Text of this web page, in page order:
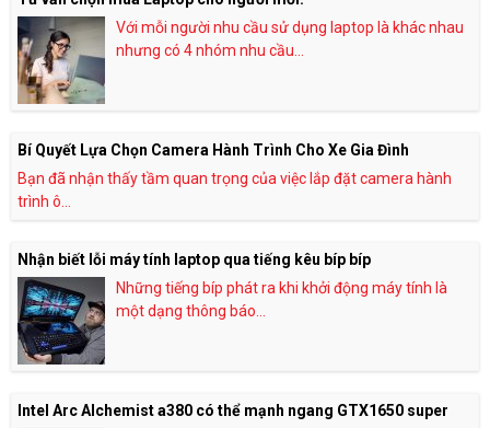
Với mỗi người nhu cầu sử dụng laptop là khác nhau
nhưng có 4 nhóm nhu cầu...
Bí Quyết Lựa Chọn Camera Hành Trình Cho Xe Gia Đình
Bạn đã nhận thấy tầm quan trọng của việc lắp đặt camera hành
trình ô...
Nhận biết lỗi máy tính laptop qua tiếng kêu bíp bíp
Những tiếng bíp phát ra khi khởi động máy tính là
một dạng thông báo...
Intel Arc Alchemist a380 có thể mạnh ngang GTX1650 super